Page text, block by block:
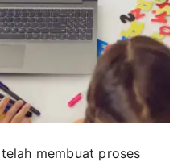
membuat proses